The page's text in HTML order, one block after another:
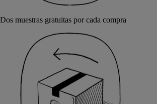
Dos muestras gratuitas por cada compra